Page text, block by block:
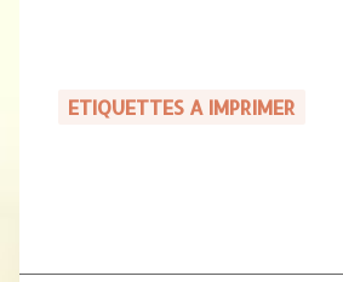
ETIQUETTES A IMPRIMER